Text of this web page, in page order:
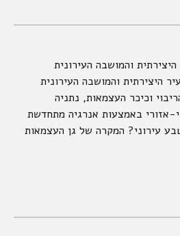
והמושבה העירונית
היצירתית והמושבה העירונית
וכיכר העצמאות, נתניה
אזורי באמצעות אנרגיה מתחדשת
עירוני? המקרה של גן העצמאות